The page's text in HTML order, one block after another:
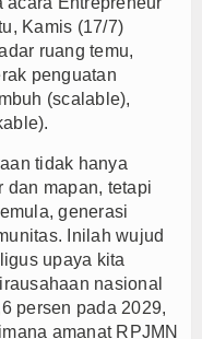
IX DPR RI Getol Kritisi
Kamis (17/7)
ruang temu,
penguatan
(scalable),
tidak hanya
dan mapan, tetapi
generasi
Inilah wujud
upaya kita
nasional
persen pada 2029,
amanat RPJMN